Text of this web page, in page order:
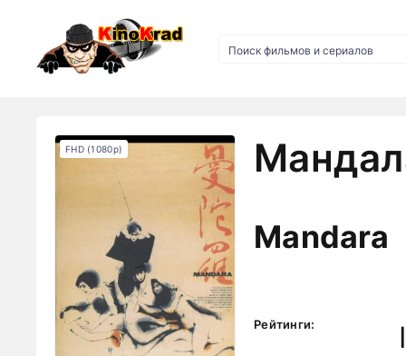
Mandara
FHD (1080p)
Рейтинги: